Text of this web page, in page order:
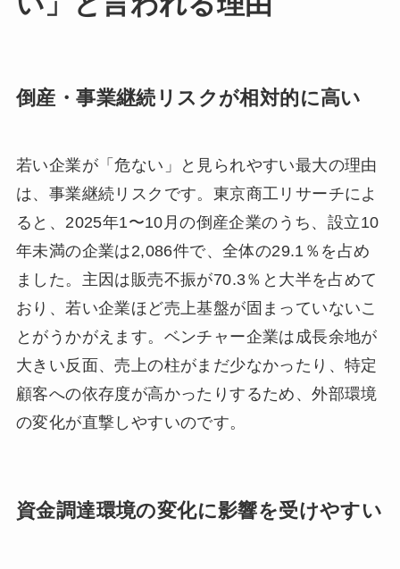
倒産・事業継続リスクが相対的に高い
若い企業が「危ない」と見られやすい最大の理由
は、事業継続リスクです。東京商工リサーチによ
ると、2025年1〜10月の倒産企業のうち、設立10
年未満の企業は2,086件で、全体の29.1％を占め
ました。主因は販売不振が70.3％と大半を占めて
おり、若い企業ほど売上基盤が固まっていないこ
とがうかがえます。ベンチャー企業は成長余地が
大きい反面、売上の柱がまだ少なかったり、特定
顧客への依存度が高かったりするため、外部環境
の変化が直撃しやすいのです。
資金調達環境の変化に影響を受けやすい